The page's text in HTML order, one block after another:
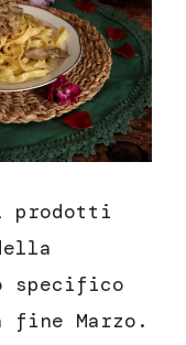
prodotti
specifico
fine Marzo.